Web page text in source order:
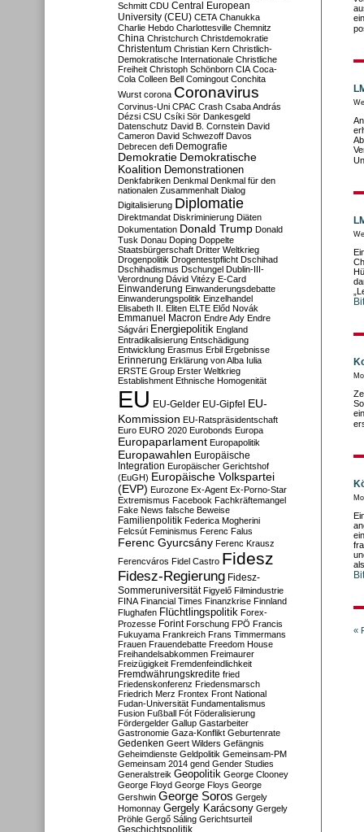
«
Schmitt CDU Central European
University (CEU) CETA Chanukka
Charlie Hebdo Charlottesville Chemnitz
China Christchurch Christdemokratie
Christentum Christian Kern Christlich-
Demokratische Internationale Christliche
Freiheit Christoph Schönborn CIA Coca-
Cola Colleen Bell Comingout Conchita
Wurst corona Coronavirus
Corvinus-Uni CPAC Crash Csaba András
Dézsi CSU Csíki Sör Dankesgeld
Datenschutz David B. Cornstein David
Cameron David Schwezoff Davos
Debrecen defi Demografie
Demokratie Demokratische
Koalition Demonstrationen
Denkfabriken Denkmal Denkmal für den
nationalen Zusammenhalt Dialog
Digitalisierung Diplomatie
Direktmandat Diskriminierung Diäten
Dokumentation Donald Trump Donald
Tusk Donau Doping Doppelte
Staatsbürgerschaft Dritter Weltkrieg
Drogenpolitik Drogentestpflicht Dschihad
Dschihadismus Dschungel Dublin-III-
Verordnung Dávid Vitézy E-Card
Einwanderung Einwanderungsdebatte
Einwanderungspolitik Einzelhandel
Elisabeth II. Eliten ELTE Előd Novák
Emmanuel Macron Endre Ady Endre
Ságvári Energiepolitik England
Entradikalisierung Entschädigung
Entwicklung Erasmus Erbil Ergebnisse
Erinnerung Erklärung von Alba Iulia
ERSTE Group Erster Weltkrieg
Establishment Ethnische Homogenität
EU EU-Gelder EU-Gipfel EU-
Kommission EU-Ratspräsidentschaft
Euro EURO 2020 Eurobonds Europa
Europaparlament Europapolitik
Europawahlen Europäische
Integration Europäischer Gerichtshof
(EuGH) Europäische Volkspartei
(EVP) Eurozone Ex-Agent Ex-Porno-Star
Extremismus Facebook Fachkräftemangel
Fake News falsche Beweise
Familienpolitik Federica Mogherini
Felcsút Feminismus Ferenc Falus
Ferenc Gyurcsány Ferenc Krausz
Ferencváros Fidel Castro Fidesz
Fidesz-Regierung Fidesz-
Sommeruniversität Figyelő Filmindustrie
FINA Financial Times Finanzkrise Finnland
Flughafen Flüchtlingspolitik Forex-
Prozesse Forint Forschung FPÖ Francis
Fukuyama Frankreich Frans Timmermans
Frauen Frauendebatte Freedom House
Freihandelsabkommen Freimaurer
Freizügigkeit Fremdenfeindlichkeit
Fremdwährungskredite fried
Friedenskonferenz Friedensmarsch
Friedrich Merz Frontex Front National
Fudan-Universität Fundamentalismus
Fusion Fußball Fót Föderalisierung
Fördergelder Gallup Gastarbeiter
Gastronomie Gaza-Konflikt Geburtenrate
Gedenken Geert Wilders Gefängnis
Geheimdienste Geldpolitik Gemeinsam-PM
Gemeinsam 2014 gend Gender Studies
Generalstreik Geopolitik George Clooney
George Floyd George Floys George
Gershwin George Soros Gergely
Homonnay Gergely Karácsony Gergely
Pröhle Gergő Sáling Gerichtsurteil
Geschichtspolitik